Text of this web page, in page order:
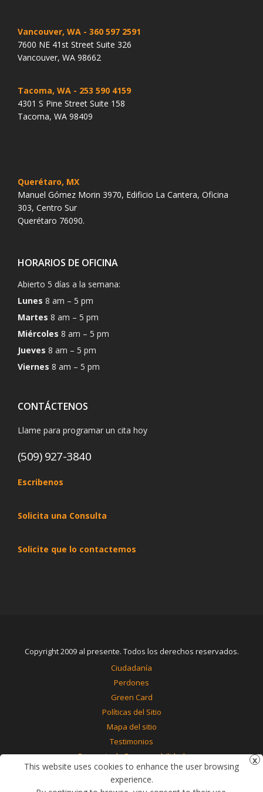
Vancouver, WA - 360 597 2591
7600 NE 41st Street Suite 326
Vancouver, WA 98662
Tacoma, WA - 253 590 4159
4301 S Pine Street Suite 158
Tacoma, WA 98409
Querétaro, MX
Manuel Gómez Morin 3970, Edificio La Cantera, Oficina
303, Centro Sur
Querétaro 76090.
HORARIOS DE OFICINA
Abierto 5 días a la semana:
Lunes 8 am – 5 pm
Martes 8 am – 5 pm
Miércoles 8 am – 5 pm
Jueves 8 am – 5 pm
Viernes 8 am – 5 pm
CONTÁCTENOS
Llame para programar un cita hoy
(509) 927-3840
Escribenos
Solicita una Consulta
Solicite que lo contactemos
Copyright 2009 al presente. Todos los derechos reservados.
Ciudadanía
Perdones
Green Card
Políticas del Sitio
Mapa del sitio
Testimonios
Renuncia de Responsabilidad
Contáctenos
This website uses cookies to enhance the user browsing
experience.